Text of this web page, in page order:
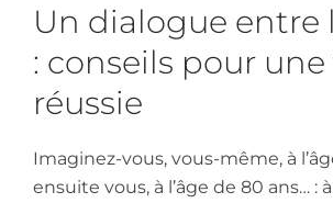
Un dialogue entre
: conseils pour une
réussie
Imaginez-vous, vous-même, à
ensuite vous, à l’âge de 80 ans… :